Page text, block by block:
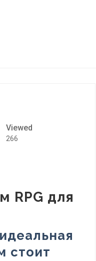
Viewed
266
RPG для
стоит